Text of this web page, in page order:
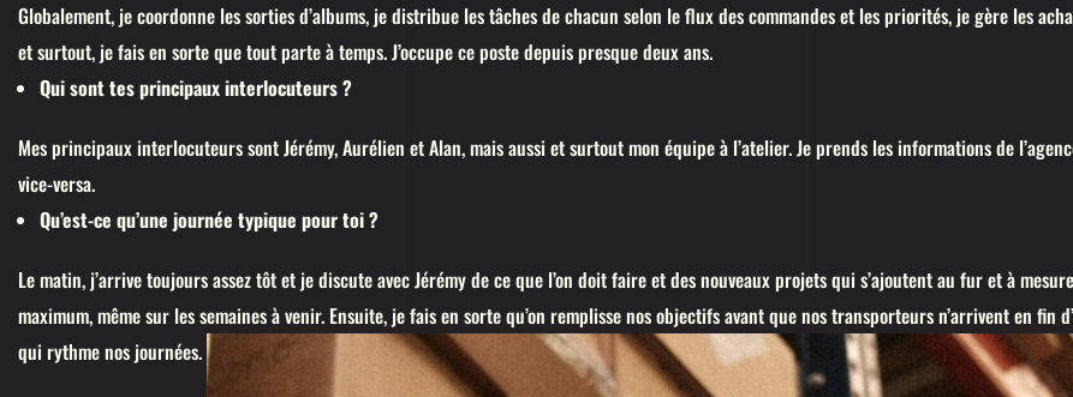
Globalement, je coordonne les sorties d’albums, je distribue les tâches de chacun selon le flux des commandes et les priorités, je gère les
et surtout, je fais en sorte que tout parte à temps. J’occupe ce poste depuis presque deux ans.
Qui sont tes principaux interlocuteurs ?
Mes principaux interlocuteurs sont Jérémy, Aurélien et Alan, mais aussi et surtout mon équipe à l’atelier. Je prends les informations de
vice-versa.
Qu’est-ce qu’une journée typique pour toi ?
Le matin, j’arrive toujours assez tôt et je discute avec Jérémy de ce que l’on doit faire et des nouveaux projets qui s’ajoutent au fur et à
maximum, même sur les semaines à venir. Ensuite, je fais en sorte qu’on remplisse nos objectifs avant que nos transporteurs n’arrivent en fin
qui rythme nos journées.